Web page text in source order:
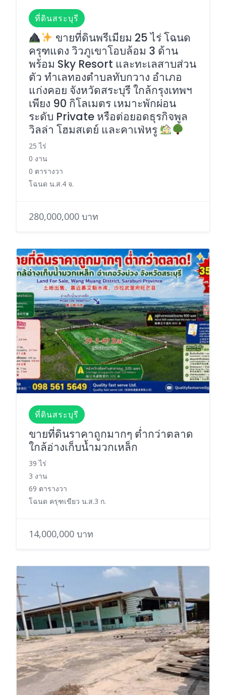
ที่ดินสระบุรี
ขายที่ดินพรีเมียม 25 ไร่ โฉนด
ครุฑแดง วิวภูเขาโอบล้อม 3 ด้าน
พร้อม Sky Resort และทะเลสาบส่วน
ตัว ทำเลทองตำบลทับกวาง อำเภอ
แก่งคอย จังหวัดสระบุรี ใกล้กรุงเทพฯ
เพียง 90 กิโลเมตร เหมาะพักผ่อน
ระดับ Private หรือต่อยอดธุรกิจพูล
วิลล่า โฮมสเตย์ และคาเฟ่หรู
25 ไร่
0 งาน
0 ตารางวา
โฉนด น.ส.4 จ.
280,000,000 บาท
ที่ดินสระบุรี
ขายที่ดินราคาถูกมากๆ ต่ำกว่าตลาด
ใกล้อ่างเก็บน้ำมวกเหล็ก
39 ไร่
3 งาน
69 ตารางวา
โฉนด ครุฑเขียว น.ส.3 ก.
14,000,000 บาท